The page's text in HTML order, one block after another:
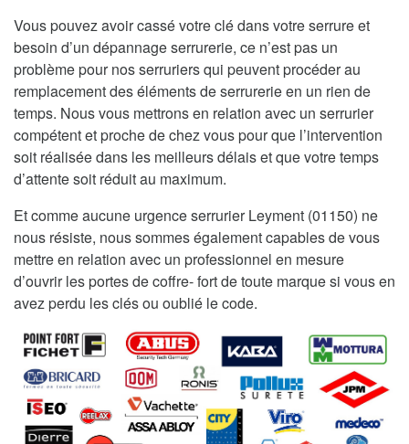
Vous pouvez avoir cassé votre clé dans votre serrure et
besoin d’un dépannage serrurerie, ce n’est pas un
problème pour nos serruriers qui peuvent procéder au
remplacement des éléments de serrurerie en un rien de
temps. Nous vous mettrons en relation avec un serrurier
compétent et proche de chez vous pour que l’intervention
soit réalisée dans les meilleurs délais et que votre temps
d’attente soit réduit au maximum.
Et comme aucune urgence serrurier Leyment (01150) ne
nous résiste, nous sommes également capables de vous
mettre en relation avec un professionnel en mesure
d’ouvrir les portes de coffre- fort de toute marque si vous en
avez perdu les clés ou oublié le code.